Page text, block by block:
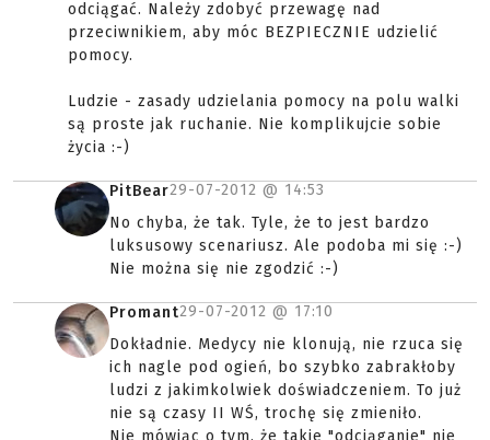
odciągać. Należy zdobyć przewagę nad
przeciwnikiem, aby móc BEZPIECZNIE udzielić
pomocy.
Ludzie - zasady udzielania pomocy na polu walki
są proste jak ruchanie. Nie komplikujcie sobie
życia :-)
PitBear29-07-2012 @ 14:53
No chyba, że tak. Tyle, że to jest bardzo
luksusowy scenariusz. Ale podoba mi się :-)
Nie można się nie zgodzić :-)
Promant29-07-2012 @ 17:10
Dokładnie. Medycy nie klonują, nie rzuca się
ich nagle pod ogień, bo szybko zabrakłoby
ludzi z jakimkolwiek doświadczeniem. To już
nie są czasy II WŚ, trochę się zmieniło.
Nie mówiąc o tym, że takie "odciąganie" nie